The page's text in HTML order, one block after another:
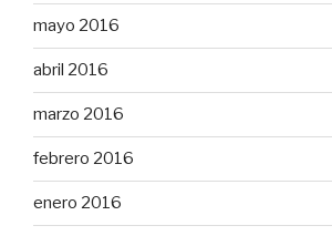
mayo 2016
abril 2016
marzo 2016
febrero 2016
enero 2016